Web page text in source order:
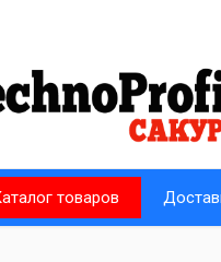
товаров